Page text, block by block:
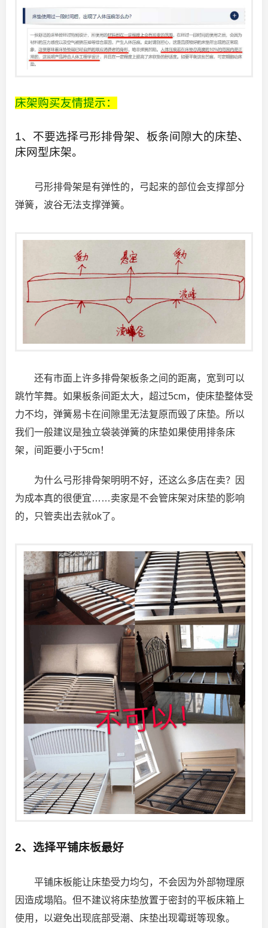
床架购买友情提示：
1、不要选择弓形排骨架、板条间隙大的床垫、
床网型床架。
弓形排骨架是有弹性的，弓起来的部位会支撑部分
弹簧，波谷无法支撑弹簧。
还有市面上许多排骨架板条之间的距离，宽到可以
跳竹竿舞。如果板条间距太大，超过5cm，使床垫整体受
力不均，弹簧易卡在间隙里无法复原而毁了床垫。所以
我们一般建议是独立袋装弹簧的床垫如果使用排条床
架，间距要小于5cm！
为什么弓形排骨架明明不好，还这么多店在卖？因
为成本真的很便宜……卖家是不会管床架对床垫的影响
的，只管卖出去就ok了。
2、选择平铺床板最好
平铺床板能让床垫受力均匀，不会因为外部物理原
因造成塌陷。但不建议将床垫放置于密封的平板床箱上
使用，以避免出现底部受潮、床垫出现霉斑等现象。